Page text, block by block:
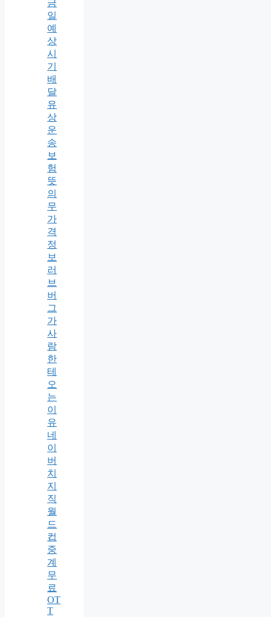
금
일
예
상
시
기
배
달
유
상
운
송
보
험
뜻
의
무
가
격
정
보
러
브
버
그
가
사
람
한
테
오
는
이
유
네
이
버
치
지
직
월
드
컵
중
계
무
료
OT
T